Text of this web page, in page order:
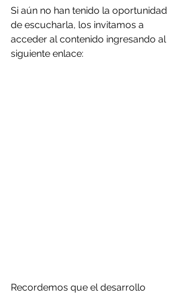
Si aún no han tenido la oportunidad
de escucharla, los invitamos a
acceder al contenido ingresando al
siguiente enlace:
Recordemos que el desarrollo